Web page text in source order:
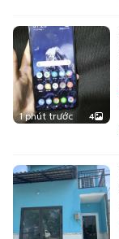
1 phút trước 4